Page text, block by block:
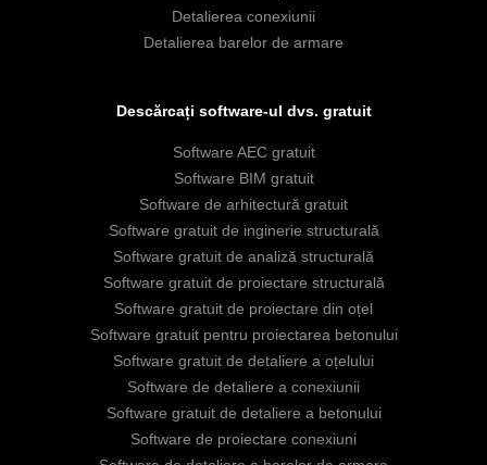
Detalierea conexiunii
Detalierea barelor de armare
Descărcați software-ul dvs. gratuit
Software AEC gratuit
Software BIM gratuit
Software de arhitectură gratuit
Software gratuit de inginerie structurală
Software gratuit de analiză structurală
Software gratuit de proiectare structurală
Software gratuit de proiectare din oțel
Software gratuit pentru proiectarea betonului
Software gratuit de detaliere a oțelului
Software de detaliere a conexiunii
Software gratuit de detaliere a betonului
Software de proiectare conexiuni